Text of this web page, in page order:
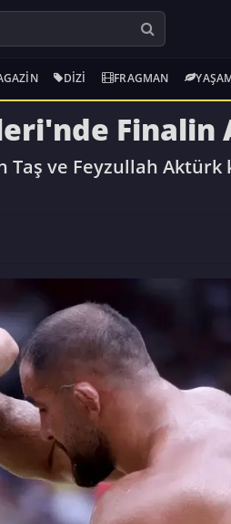
DIZI FRAGMAN
Finalin
ve Feyzullah Aktürk